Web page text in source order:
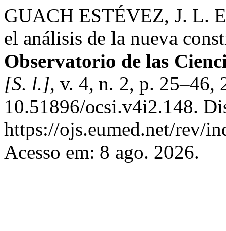
GUACH ESTÉVEZ, J. L.
el análisis de la nueva
Observatorio de las
[S. l.], v. 4, n. 2, p. 25–46,
10.51896/ocsi.v4i2.148.
https://ojs.eumed.net/rev/
Acesso em: 8 ago. 2026.